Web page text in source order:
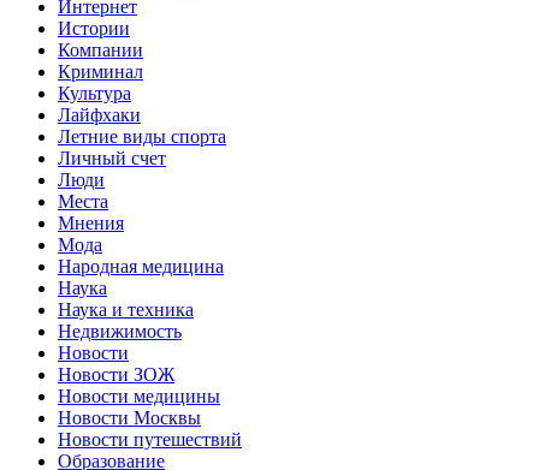
Интернет
Истории
Компании
Криминал
Культура
Лайфхаки
Летние виды спорта
Личный счет
Люди
Места
Мнения
Мода
Народная медицина
Наука
Наука и техника
Недвижимость
Новости
Новости ЗОЖ
Новости медицины
Новости Москвы
Новости путешествий
Образование